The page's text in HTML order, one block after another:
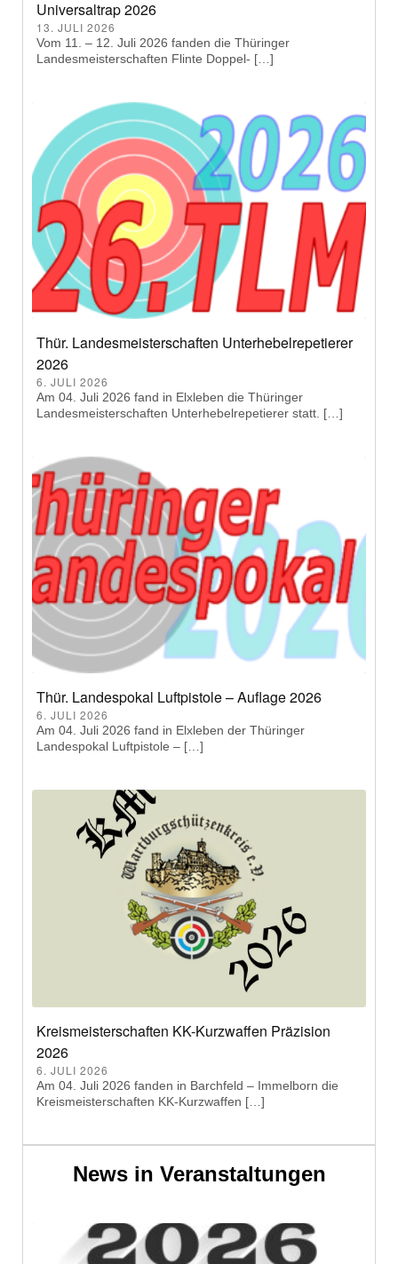
Universaltrap 2026
13. JULI 2026
Vom 11. – 12. Juli 2026 fanden die Thüringer
Landesmeisterschaften Flinte Doppel- […]
Thür. Landesmeisterschaften Unterhebelrepetierer
2026
6. JULI 2026
Am 04. Juli 2026 fand in Elxleben die Thüringer
Landesmeisterschaften Unterhebelrepetierer statt. […]
Thür. Landespokal Luftpistole – Auflage 2026
6. JULI 2026
Am 04. Juli 2026 fand in Elxleben der Thüringer
Landespokal Luftpistole – […]
Kreismeisterschaften KK-Kurzwaffen Präzision
2026
6. JULI 2026
Am 04. Juli 2026 fanden in Barchfeld – Immelborn die
Kreismeisterschaften KK-Kurzwaffen […]
News in Veranstaltungen